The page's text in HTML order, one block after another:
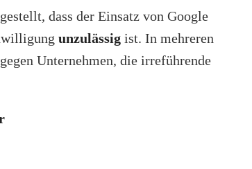
dass der Einsatz von Google
unzulässig ist. In mehreren
Unternehmen, die irreführende